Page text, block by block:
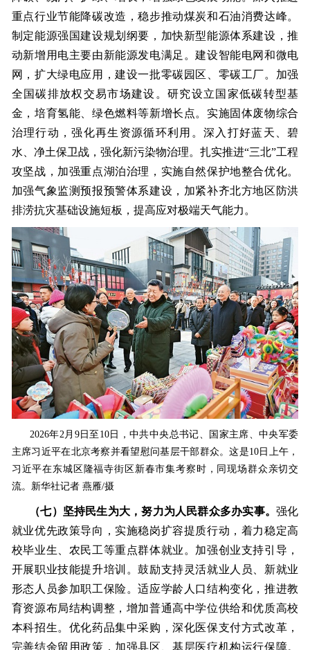
重点行业节能降碳改造，稳步推动煤炭和石油消费达峰。
制定能源强国建设规划纲要，加快新型能源体系建设，推
动新增用电主要由新能源发电满足。建设智能电网和微电
网，扩大绿电应用，建设一批零碳园区、零碳工厂。加强
全国碳排放权交易市场建设。研究设立国家低碳转型基
金，培育氢能、绿色燃料等新增长点。实施固体废物综合
治理行动，强化再生资源循环利用。深入打好蓝天、碧
水、净土保卫战，强化新污染物治理。扎实推进“三北”工程
攻坚战，加强重点湖泊治理，实施自然保护地整合优化。
加强气象监测预报预警体系建设，加紧补齐北方地区防洪
排涝抗灾基础设施短板，提高应对极端天气能力。
2026年2月9日至10日，中共中央总书记、国家主席、中央军委
主席习近平在北京考察并看望慰问基层干部群众。这是10日上午，
习近平在东城区隆福寺街区新春市集考察时，同现场群众亲切交
流。新华社记者 燕雁/摄
（七）坚持民生为大，努力为人民群众多办实事。强化
就业优先政策导向，实施稳岗扩容提质行动，着力稳定高
校毕业生、农民工等重点群体就业。加强创业支持引导，
开展职业技能提升培训。鼓励支持灵活就业人员、新就业
形态人员参加职工保险。适应学龄人口结构变化，推进教
育资源布局结构调整，增加普通高中学位供给和优质高校
本科招生。优化药品集中采购，深化医保支付方式改革，
完善结余留用政策，加强县区、基层医疗机构运行保障。